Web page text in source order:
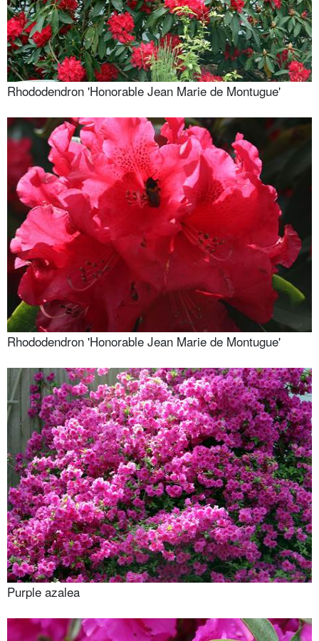
Rhododendron 'Honorable Jean Marie de Montugue'
Rhododendron 'Honorable Jean Marie de Montugue'
Purple azalea